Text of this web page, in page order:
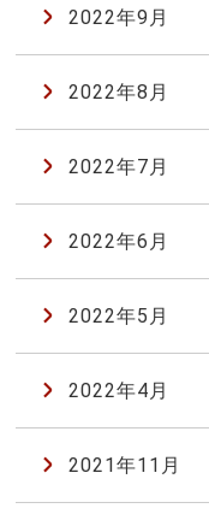
2022年9月
2022年8月
2022年7月
2022年6月
2022年5月
2022年4月
2021年11月